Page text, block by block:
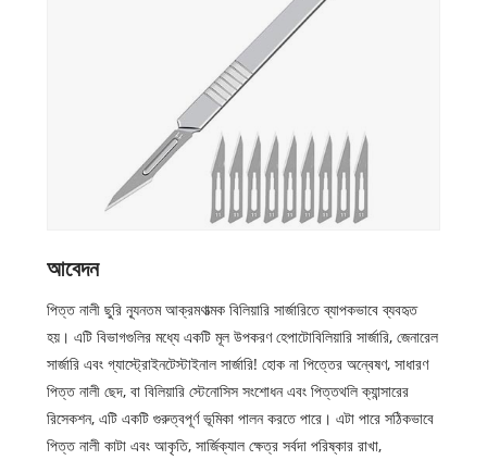
আবেদন
পিত্ত নালী ছুরি ন্যূনতম আক্রমণাত্মক বিলিয়ারি সার্জারিতে ব্যাপকভাবে ব্যবহৃত
হয়। এটি বিভাগগুলির মধ্যে একটি মূল উপকরণ হেপাটোবিলিয়ারি সার্জারি, জেনারেল
সার্জারি এবং গ্যাস্ট্রোইনটেস্টাইনাল সার্জারি! হোক না পিত্তের অন্বেষণ, সাধারণ
পিত্ত নালী ছেদ, বা বিলিয়ারি স্টেনোসিস সংশোধন এবং পিত্তথলি ক্যান্সারের
রিসেকশন, এটি একটি গুরুত্বপূর্ণ ভূমিকা পালন করতে পারে। এটা পারে সঠিকভাবে
পিত্ত নালী কাটা এবং আকৃতি, সার্জিক্যাল ক্ষেত্র সর্বদা পরিষ্কার রাখা,